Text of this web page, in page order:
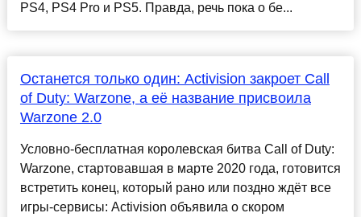
PS4, PS4 Pro и PS5. Правда, речь пока о бе...
Останется только один: Activision закроет Call
of Duty: Warzone, а её название присвоила
Warzone 2.0
Условно-бесплатная королевская битва Call of Duty:
Warzone, стартовавшая в марте 2020 года, готовится
встретить конец, который рано или поздно ждёт все
игры-сервисы: Activision объявила о скором